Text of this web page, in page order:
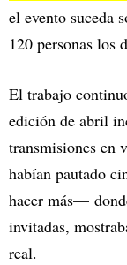
el evento suceda
120 personas los
El trabajo
edición de abril
transmisiones en
habían pautado
hacer más—
invitadas,
real.